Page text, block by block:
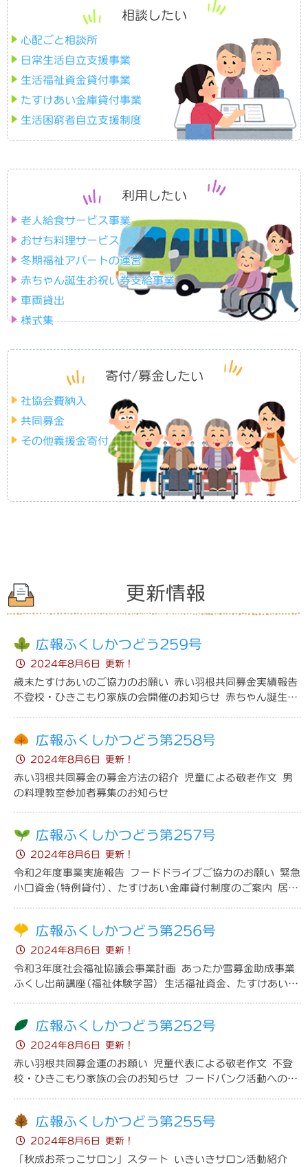
社協って？
社協について
法人概要
定款・事業報告
不登校・ひきこもり家族の会
歳末慰問事業
津南町社会福祉大会
ボランティア参加や活動
ボランティア連絡協議会
ボランティア体験･研修･講座
福祉研究普及校支援
暮らしのサポート
日常生活自立支援事業
福祉資金の貸付
ボランティア
ボランティア参加や活動
ボランティア
ボランティアをしてほしい
ボランティア活動保険の詳細
ボランティア連絡協議会
ボランティア体験･研修･講座
ボランティア講習会
災害ボランティア研修会
ボランティアサマースクール
24時間TV「街頭募金」
福祉研究普及校支援
福祉教材の貸し出し
相談したい
生活困窮・資金
心配ごと相談所
日常生活自立支援事業
福祉資金の貸付
相談したい
心配ごと相談所
日常生活自立支援事業
生活福祉資金貸付事業
たすけあい金庫貸付事業
生活困窮者自立支援制度
利用したい
老人給食サービス事業
おせち料理サービス
冬期福祉アパートの運営
赤ちゃん誕生お祝い券支給事業
車両貸出
様式集
寄付/募金したい
社協会費納入
共同募金
その他義援金寄付
更新情報
広報ふくしかつどう259号
2024年8月6日 更新！
歳末たすけあいのご協力のお願い 赤い羽根共同募金実績報告
不登校・ひきこもり家族の会開催のお知らせ 赤ちゃん誕生お
広報ふくしかつどう第258号
2024年8月6日 更新！
赤い羽根共同募金の募金方法の紹介 児童による敬老作文 男
の料理教室参加者募集のお知らせ
広報ふくしかつどう第257号
2024年8月6日 更新！
令和2年度事業実施報告 フードドライブご協力のお願い 緊急
小口資金(特例貸付)、たすけあい金庫貸付制度のご案内 居場
広報ふくしかつどう第256号
2024年8月6日 更新！
令和3年度社会福祉協議会事業計画 あったか雪募金助成事業
ふくし出前講座(福祉体験学習) 生活福祉資金、たすけあい金
広報ふくしかつどう第252号
2024年8月6日 更新！
赤い羽根共同募金運のお願い 児童代表による敬老作文 不登
校・ひきこもり家族の会のお知らせ フードバンク活動へのご
広報ふくしかつどう第255号
2024年8月6日 更新！
「秋成お茶っこサロン」スタート いきいきサロン活動紹介